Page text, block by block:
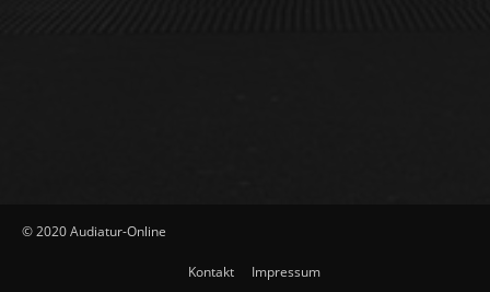
© 2020 Audiatur-Online
Kontakt Impressum